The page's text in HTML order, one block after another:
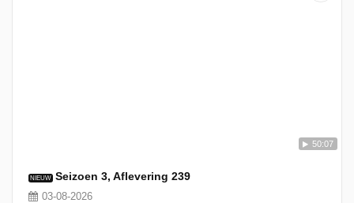
50:07
NIEUW Seizoen 3, Aflevering 239
03-08-2026